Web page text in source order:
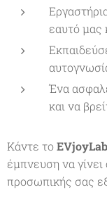
εαυτό μας
Ένα
και να
Κάντε τοEVjoyLab
έμπνευση να γίνει
προσωπικής σας